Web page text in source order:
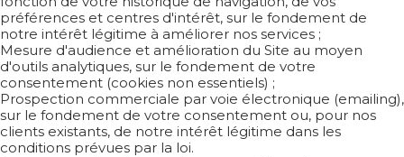
préférences et centres d'intérêt, sur le fondement de
notre intérêt légitime à améliorer nos services ;
Mesure d'audience et amélioration du Site au moyen
d'outils analytiques, sur le fondement de votre
consentement (cookies non essentiels) ;
Prospection commerciale par voie électronique (emailing),
sur le fondement de votre consentement ou, pour nos
clients existants, de notre intérêt légitime dans les
conditions prévues par la loi.